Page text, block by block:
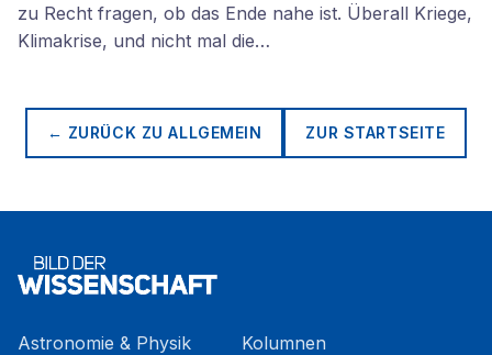
zu Recht fragen, ob das Ende nahe ist. Überall Kriege,
Klimakrise, und nicht mal die…
← ZURÜCK ZUALLGEMEIN ZUR STARTSEITE
Astronomie & Physik
Kolumnen